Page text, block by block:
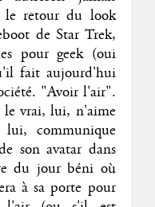
le retour du look
de Star Trek,
pour geek (oui
fait aujourd'hui
"Avoir l'air".
le vrai, lui, n'aime
communique
son avatar dans
du jour béni où
à sa porte pour